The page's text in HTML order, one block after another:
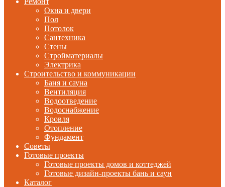
Окна и двери
Пол
Потолок
Сантехника
Стены
Стройматериалы
Электрика
Строительство и коммуникации
Баня и сауна
Вентиляция
Водоотведение
Водоснабжение
Кровля
Отопление
Фундамент
Советы
Готовые проекты
Готовые проекты домов и коттеджей
Готовые дизайн-проекты бань и саун
Каталог